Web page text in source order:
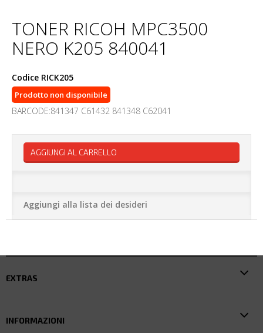
TONER RICOH MPC3500
NERO K205 840041
Codice RICK205
Prodotto non disponibile
BARCODE:841347 C61432 841348 C62041
AGGIUNGI AL CARRELLO
Aggiungi alla lista dei desideri
EXTRAS
INFORMAZIONI